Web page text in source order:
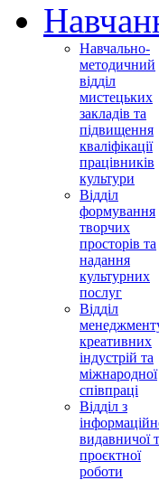
Навчально-
методичний
відділ
мистецьких
закладів та
підвищення
кваліфікації
працівників
культури
Відділ
формування
творчих
просторів та
надання
культурних
послуг
Відділ
креативних
індустрій та
міжнародної
співпраці
Відділ з
видавничої
проєктної
роботи